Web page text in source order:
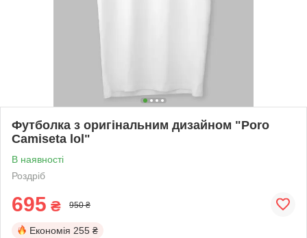
Футболка з оригінальним дизайном "Poro
Camiseta lol"
В наявності
Роздріб
695 ₴ 950 ₴
Економія 255 ₴